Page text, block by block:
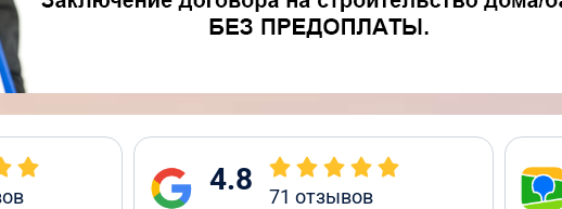
4.8 71 отзывов